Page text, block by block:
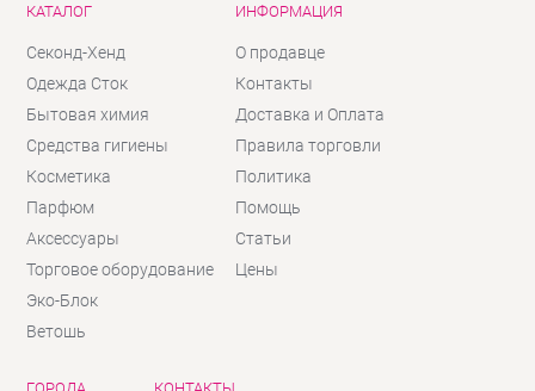
КАТАЛОГ
Секонд-Хенд
Одежда Сток
Бытовая химия
Средства гигиены
Косметика
Парфюм
Аксессуары
Торговое оборудование
Эко-Блок
Ветошь
ИНФОРМАЦИЯ
О продавце
Контакты
Доставка и Оплата
Правила торговли
Политика
Помощь
Статьи
Цены